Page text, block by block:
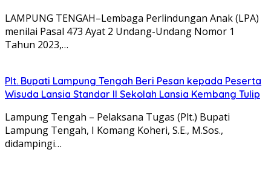
LAMPUNG TENGAH–Lembaga Perlindungan Anak (LPA)
menilai Pasal 473 Ayat 2 Undang-Undang Nomor 1
Tahun 2023,…
Plt. Bupati Lampung Tengah Beri Pesan kepada Peserta
Wisuda Lansia Standar II Sekolah Lansia Kembang Tulip
Lampung Tengah – Pelaksana Tugas (Plt.) Bupati
Lampung Tengah, I Komang Koheri, S.E., M.Sos.,
didampingi…